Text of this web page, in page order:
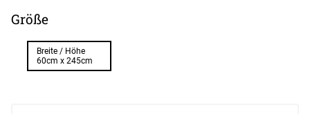
Größe
Breite / Höhe
60cm x 245cm